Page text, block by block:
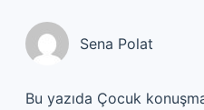
Sena Polat
Bu yazıda Çocuk